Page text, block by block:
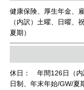
健康保険、厚生年金
（内訳）土曜、日曜
夏期）
休日： 年間126日（
日制、年末年始/GW/夏